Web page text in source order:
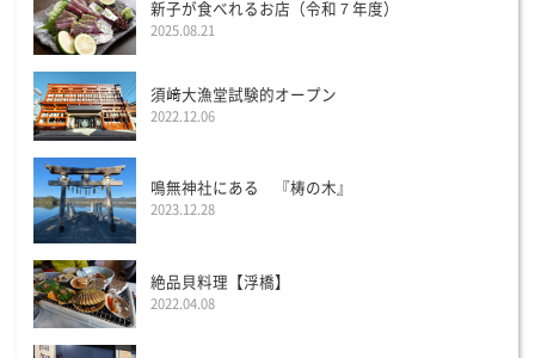
新子が食べれるお店（令和７年度）
2025.08.21
須﨑大漁堂試験的オープン
2022.12.06
鳴無神社にある 『梼の木』
2023.12.28
絶品貝料理【浮橋】
2022.04.08